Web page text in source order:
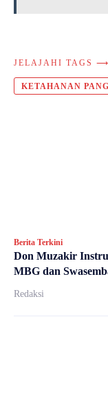
JELAJAHI TAGS ⟶
KETAHANAN
Berita Terkini
Don Muzakir
MBG dan
Redaksi